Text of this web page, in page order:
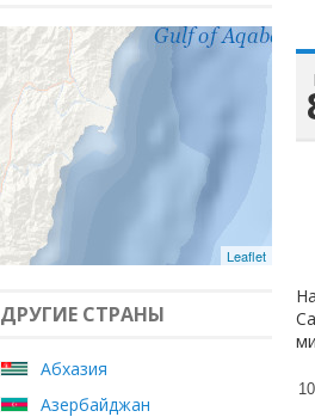
Leaflet
ДРУГИЕ СТРАНЫ
Абхазия
Азербайджан